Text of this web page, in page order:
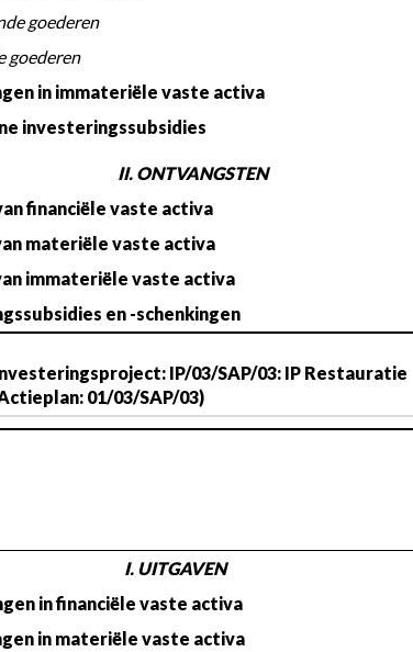
goederen
goederen
in immateriële vaste activa
investeringssubsidies
II. ONTVANGSTEN
financiële vaste activa
materiële vaste activa
immateriële vaste activa
en -schenkingen
IP/03/SAP/03: IP Restauratie
01/03/SAP/03)
I. UITGAVEN
in financiële vaste activa
in materiële vaste activa